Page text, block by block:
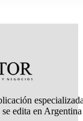
edita en Argentina